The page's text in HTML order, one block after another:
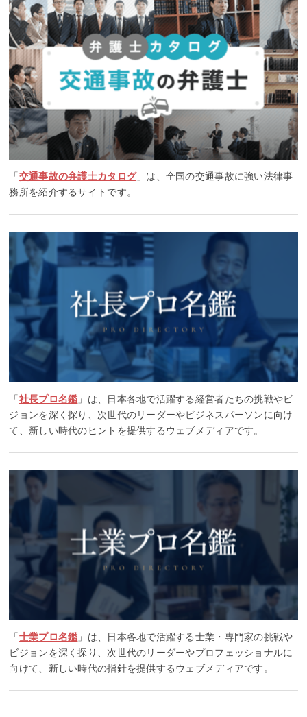
「交通事故の弁護士カタログ」は、全国の交通事故に強い法律事
務所を紹介するサイトです。
「社長プロ名鑑 」は、日本各地で活躍する経営者たちの挑戦やビ
ジョンを深く探り、次世代のリーダーやビジネスパーソンに向け
て、新しい時代のヒントを提供するウェブメディアです。
「士業プロ名鑑 」は、日本各地で活躍する士業・専門家の挑戦や
ビジョンを深く探り、次世代のリーダーやプロフェッショナルに
向けて、新しい時代の指針を提供するウェブメディアです。